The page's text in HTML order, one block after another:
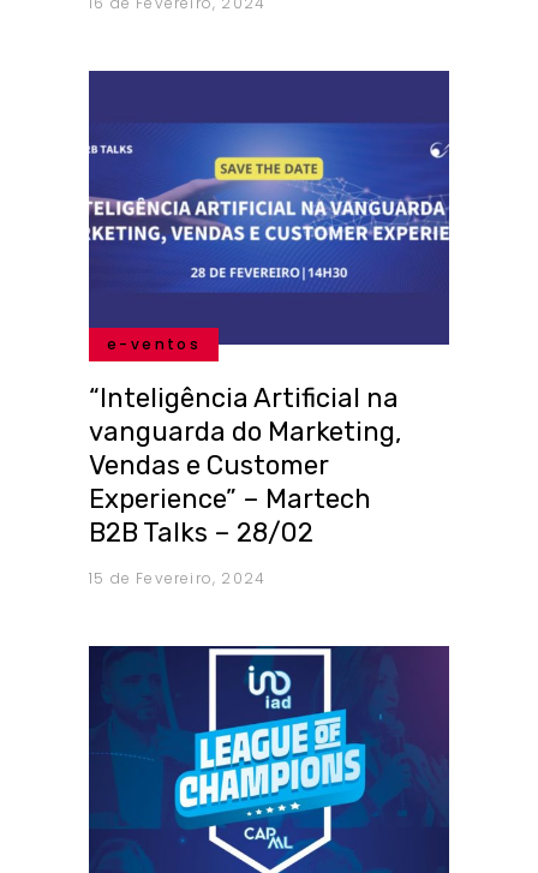
e-ventos
“Inteligência Artificial na
vanguarda do Marketing,
Vendas e Customer
Experience” – Martech
B2B Talks – 28/02
15 de Fevereiro, 2024